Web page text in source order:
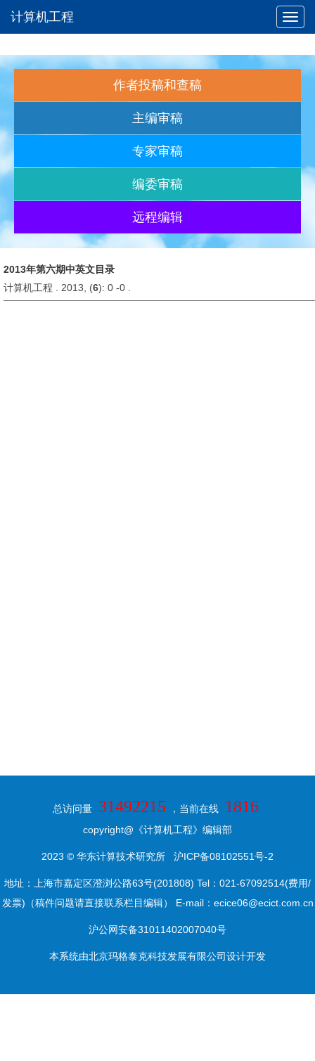
计算机工程
作者投稿和查稿
主编审稿
专家审稿
编委审稿
远程编辑
2013年第六期中英文目录
计算机工程 . 2013, (6): 0 -0 .
总访问量 31492215 ，当前在线 1816
copyright@《计算机工程》编辑部
2023 © 华东计算技术研究所 沪ICP备08102551号-2
地址：上海市嘉定区澄浏公路63号(201808) Tel：021-67092514(费用/
发票)（稿件问题请直接联系栏目编辑） E-mail：ecice06@ecict.com.cn
沪公网安备31011402007040号
本系统由北京玛格泰克科技发展有限公司设计开发